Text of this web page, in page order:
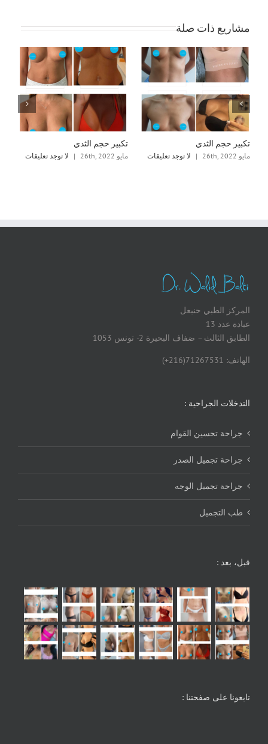
مشاريع ذات صلة
تكبير حجم الثدي
مايو 26th, 2022 | لا توجد تعليقات
تكبير حجم الثدي
مايو 26th, 2022 | لا توجد تعليقات
المركز الطبي حنبعل
عيادة عدد 13
الطابق الثالث – ضفاف البحيرة 2- تونس 1053
الهاتف: 71267531(216+)
التدخلات الجراحية :
جراحة تحسين القوام
جراحة تجميل الصدر
جراحة تجميل الوجه
طب التجميل
قبل، بعد :
تابعونا على صفحتنا :